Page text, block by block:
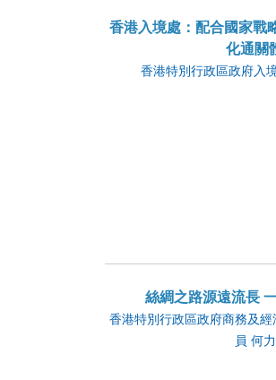
香港入境處：配合國家戰
化通關
香港特別行政區政府入
絲綢之路源遠流長
香港特別行政區政府商務及
員 何